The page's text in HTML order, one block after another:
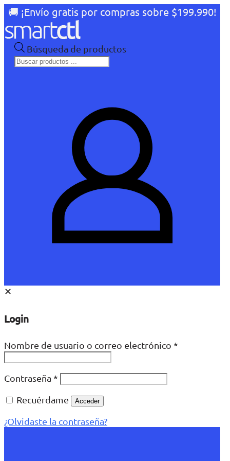
🚚 ¡Envío gratis por compras sobre $199.990!
Búsqueda de productos
✕
Login
Nombre de usuario o correo electrónico *
Contraseña *
Recuérdame
Acceder
¿Olvidaste la contraseña?